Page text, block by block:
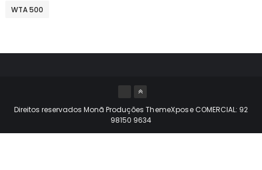
WTA 500
Direitos reservados Monã Produções ThemeXposeCOMERCIAL: 92
98150 9634